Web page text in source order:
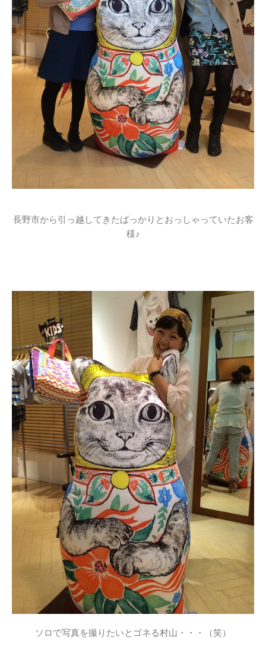
長野市から引っ越してきたばっかりとおっしゃっていたお客
様♪
ソロで写真を撮りたいとゴネる村山・・・（笑）